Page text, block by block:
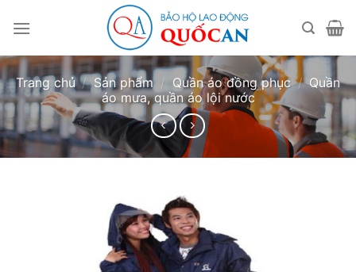
qua
dung
Trang chủ / Sản phẩm / Quần áo đồng phục / Quần
áo mưa, quần áo lội nước